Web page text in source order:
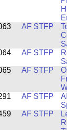
AF STFP
AF STFP
AF STFP
AF STFP
AF STFP